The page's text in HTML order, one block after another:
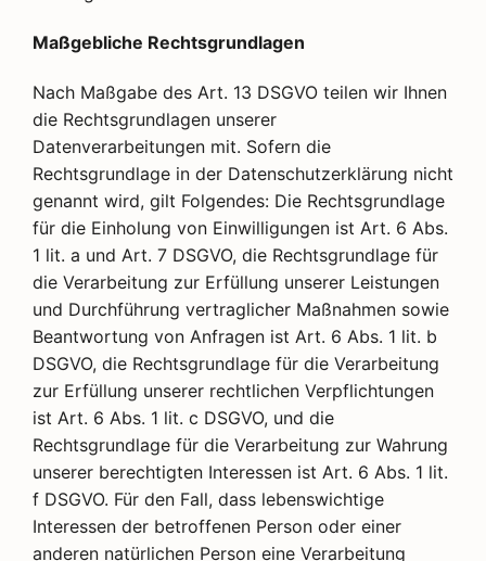
Maßgebliche Rechtsgrundlagen
Nach Maßgabe des Art. 13 DSGVO teilen wir Ihnen
die Rechtsgrundlagen unserer
Datenverarbeitungen mit. Sofern die
Rechtsgrundlage in der Datenschutzerklärung nicht
genannt wird, gilt Folgendes: Die Rechtsgrundlage
für die Einholung von Einwilligungen ist Art. 6 Abs.
1 lit. a und Art. 7 DSGVO, die Rechtsgrundlage für
die Verarbeitung zur Erfüllung unserer Leistungen
und Durchführung vertraglicher Maßnahmen sowie
Beantwortung von Anfragen ist Art. 6 Abs. 1 lit. b
DSGVO, die Rechtsgrundlage für die Verarbeitung
zur Erfüllung unserer rechtlichen Verpflichtungen
ist Art. 6 Abs. 1 lit. c DSGVO, und die
Rechtsgrundlage für die Verarbeitung zur Wahrung
unserer berechtigten Interessen ist Art. 6 Abs. 1 lit.
f DSGVO. Für den Fall, dass lebenswichtige
Interessen der betroffenen Person oder einer
anderen natürlichen Person eine Verarbeitung